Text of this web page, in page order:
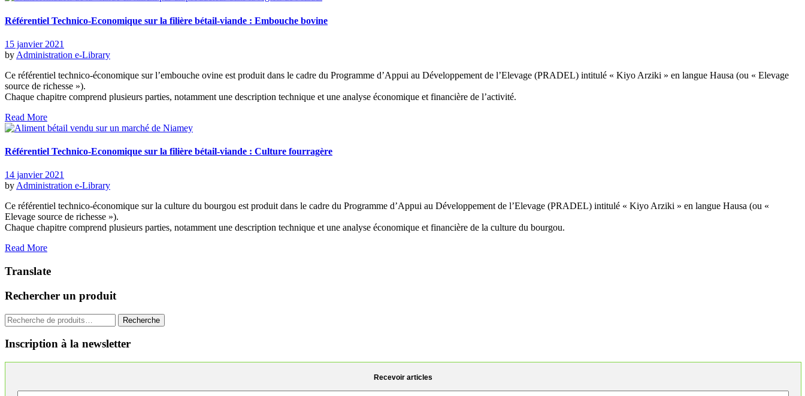
Référentiel Technico-Economique sur la filière bétail-viande : Embouche bovine
15 janvier 2021
by Administration e-Library
Ce référentiel technico-économique sur l’embouche ovine est produit dans le cadre du Programme d’Appui au Développement de l’Elevage (PRADEL) intitulé « Kiyo Arziki » en langue Hausa (ou « Elevage
source de richesse »).
Chaque chapitre comprend plusieurs parties, notamment une description technique et une analyse économique et financière de l’activité.
Read More
Référentiel Technico-Economique sur la filière bétail-viande : Culture fourragère
14 janvier 2021
byAdministration e-Library
Ce référentiel technico-économique sur la culture du bourgou est produit dans le cadre du Programme d’Appui au Développement de l’Elevage (PRADEL) intitulé « Kiyo Arziki » en langue Hausa (ou «
Elevage source de richesse »).
Chaque chapitre comprend plusieurs parties, notamment une description technique et une analyse économique et financière de la culture du bourgou.
Read More
Translate
Rechercher un produit
Recherche
pour :
Recherche
Inscription à la newsletter
Recevoir articles